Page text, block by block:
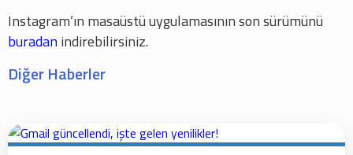
Instagram’ın masaüstü uygulamasının son sürümünü
buradanindirebilirsiniz.
Diğer Haberler